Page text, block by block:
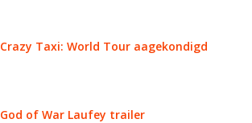
Crazy Taxi: World Tour aagekondigd
God of War Laufey trailer